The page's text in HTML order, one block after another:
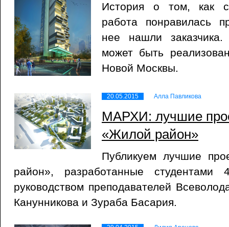
История о том, как
работа понравилась
нее нашли
может быть
Новой Москвы.
20.05.2015 Алла Павликова
МАРХИ: лучшие
«Жилой район»
Публикуем лучшие
район», разработанные
руководством преподавателей
Канунникова и Зураба Басария.